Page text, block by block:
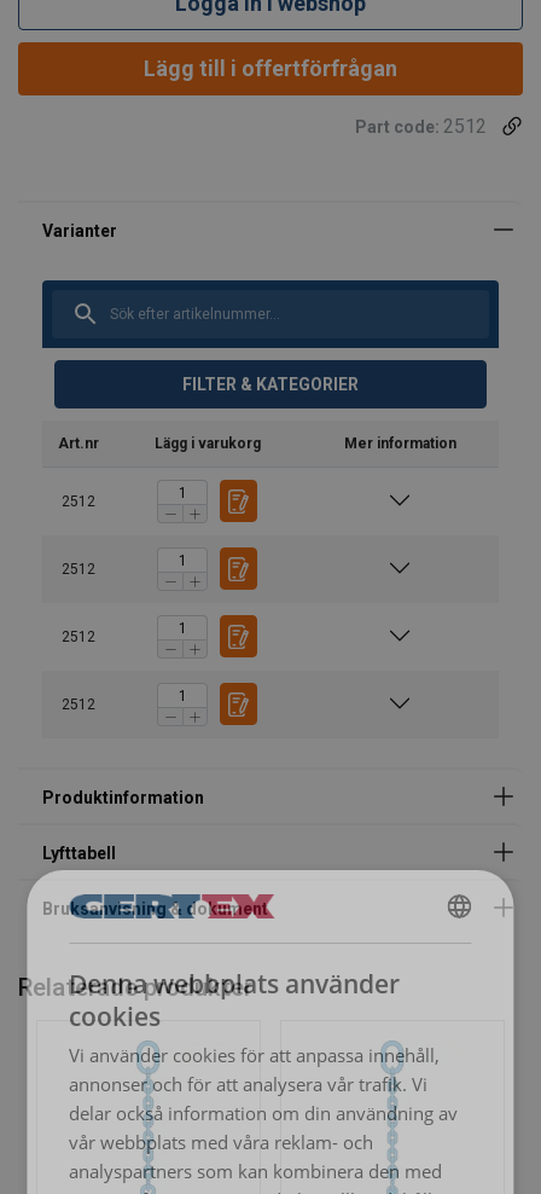
Lägg till i offertförfrågan
Part code: 2512
FILTER & KATEGORIER
Art.nr Lägg i varukorg Mer information
2512
2512
2512
2512
Material:
Märkning:
Standard:
Anmärkning:
Säkerhetsfaktor:
Klass:
Safety Factor 4:1 Chain Ø
pull
hitch
mm
7
2,36
8
3,00
Factor (KL
Bruksanvisning
Relaterade produkter
SWEDISH
ENGLISH TRANSLATION
Denna webbplats använder
cookies
Vi använder cookies för att anpassa innehåll,
annonser och för att analysera vår trafik. Vi
delar också information om din användning av
vår webbplats med våra reklam- och
analyspartners som kan kombinera den med